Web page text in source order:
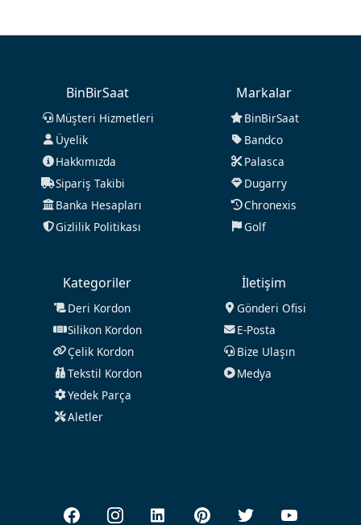
BinBirSaat
Müşteri Hizmetleri
Üyelik
Hakkımızda
Sipariş Takibi
Banka Hesapları
Gizlilik Politikası
Markalar
BinBirSaat
Bandco
Palasca
Dugarry
Chronexis
Golf
Kategoriler
Deri Kordon
Silikon Kordon
Çelik Kordon
Tekstil Kordon
Yedek Parça
Aletler
İletişim
Gönderi Ofisi
E-Posta
Bize Ulaşın
Medya